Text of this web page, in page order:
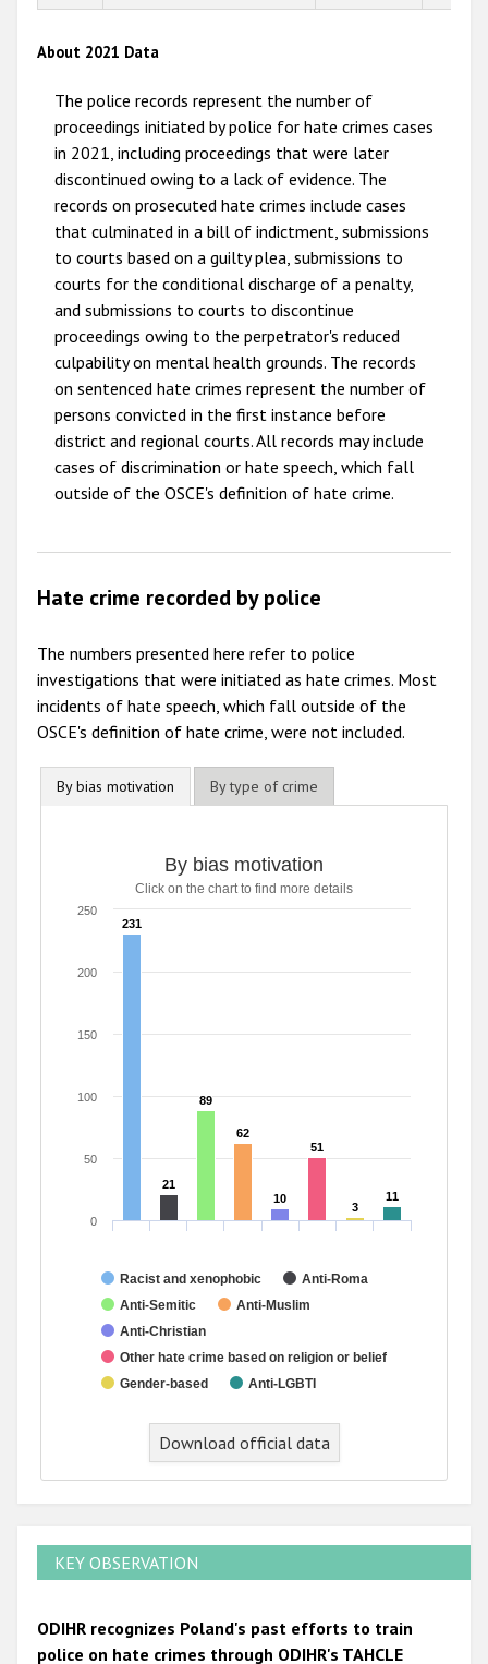
2010
2009
About 2021 Data
The police records represent the number of
proceedings initiated by police for hate crimes cases
in 2021, including proceedings that were later
discontinued owing to a lack of evidence. The
records on prosecuted hate crimes include cases
that culminated in a bill of indictment, submissions
to courts based on a guilty plea, submissions to
courts for the conditional discharge of a penalty,
and submissions to courts to discontinue
proceedings owing to the perpetrator's reduced
culpability on mental health grounds. The records
on sentenced hate crimes represent the number of
persons convicted in the first instance before
district and regional courts. All records may include
cases of discrimination or hate speech, which fall
outside of the OSCE's definition of hate crime.
Hate crime recorded by police
The numbers presented here refer to police
investigations that were initiated as hate crimes. Most
incidents of hate speech, which fall outside of the
OSCE's definition of hate crime, were not included.
By bias motivation By type of crime
Bar chart with 8 data series.
Click on the chart to find more details
The chart has 1 X axis displaying categories.
By bias motivation
Click on the chart to find more details
231
231
21
21
89
89
62
62
10
10
51
51
3
3
11
11
Racist and xenophobic
Anti-Roma
Anti-Semitic
Anti-Muslim
Anti-Christian
Other hate crime based on religion or belief
Gender-based
Anti-LGBTI
0
50
100
150
200
250
End of interactive chart.
Download official data
KEY OBSERVATION
ODIHR recognizes Poland's past efforts to train
police on hate crimes through ODIHR's TAHCLE